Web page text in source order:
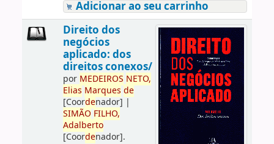
Adicionar ao seu carrinho
Direito dos
negócios
aplicado: dos
direitos conexos/
por MEDEIROS NETO,
Elias Marques de
[Coordenador] |
SIMÃO FILHO,
Adalberto
[Coordenador].